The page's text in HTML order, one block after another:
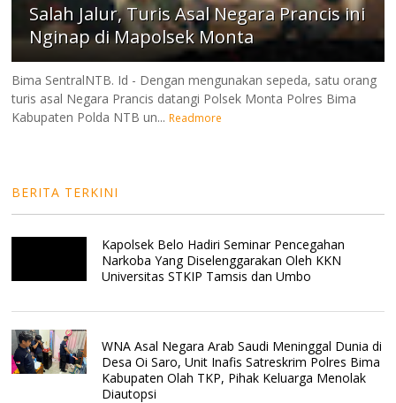
Salah Jalur, Turis Asal Negara Prancis ini
Nginap di Mapolsek Monta
Bima SentralNTB. Id - Dengan mengunakan sepeda, satu orang
turis asal Negara Prancis datangi Polsek Monta Polres Bima
Kabupaten Polda NTB un... Readmore
BERITA TERKINI
Kapolsek Belo Hadiri Seminar Pencegahan
Narkoba Yang Diselenggarakan Oleh KKN
Universitas STKIP Tamsis dan Umbo
WNA Asal Negara Arab Saudi Meninggal Dunia di
Desa Oi Saro, Unit Inafis Satreskrim Polres Bima
Kabupaten Olah TKP, Pihak Keluarga Menolak
Diautopsi